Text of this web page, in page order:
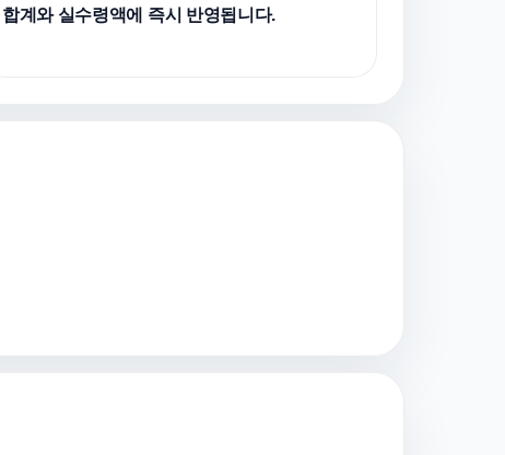
합계와 실수령액에 즉시 반영됩니다.